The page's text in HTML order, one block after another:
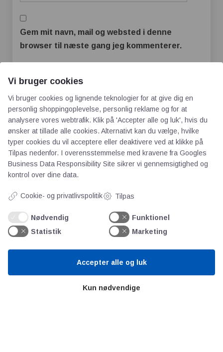
Gem mit navn, mail og websted i denne
browser til næste gang jeg kommenterer.
AOT
Om os
Kontakt
Persondata
Vi bruger cookies
Vi bruger cookies og lignende teknologier for at give dig en
personlig shoppingoplevelse, personlig reklame og for at
analysere vores webtrafik. Klik på 'Accepter alle og luk', hvis du
ønsker at tillade alle cookies. Alternativt kan du vælge, hvilke
typer cookies du vil acceptere eller deaktivere ved at klikke på
Tilpas nedenfor. I overensstemmelse med kravene fra Googles
Business Data Responsibility Site sikrer vi gennemsigtighed og
kontrol over dine data.
Cookie- og privatlivspolitik Tilpas
Nødvendig
Funktionel
Statistik
Marketing
Kun nødvendige
Accepter alle og luk